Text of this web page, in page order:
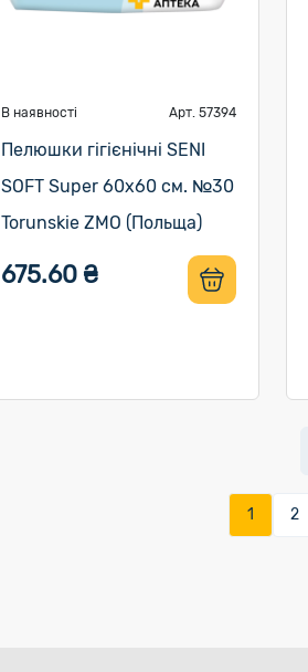
В наявності Арт. 57394
Пелюшки гігієнічні SENI
SOFT Super 60х60 см. №30
Torunskie ZMO (Польща)
675.60 ₴
1 2